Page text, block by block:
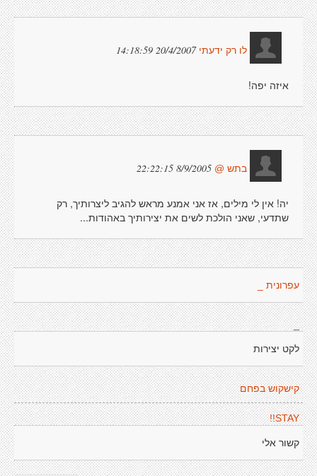
לו רק ידעתי20/4/2007 14:18:59
איזה יפה!
בתש @ 8/9/2005 22:22:15
יה! אין לי מילים, אז אני אמנע מראש להגיב ליצרותיך, רק
שתדעי, שאני הולכת לשים את יצירותיך באהודות...
עפרונית _
_
לקט יצירות
קישקוש בפחם
STAY!!
קשור אלי